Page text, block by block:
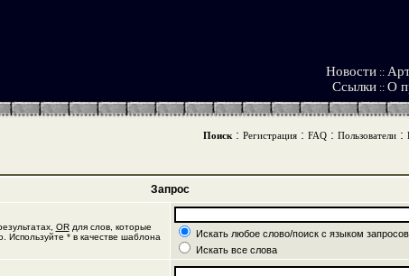
Новости ::
Ссылки :: О
Поиск: Регистрация: FAQ: Пользователи:
Запрос
ORдля слов, которые
Используйте * в качестве шаблона
Искать любое слово/поиск с языком запросов
Искать все слова